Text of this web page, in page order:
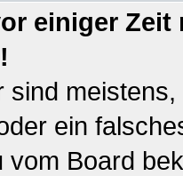
einiger
sind
ein
vom Board